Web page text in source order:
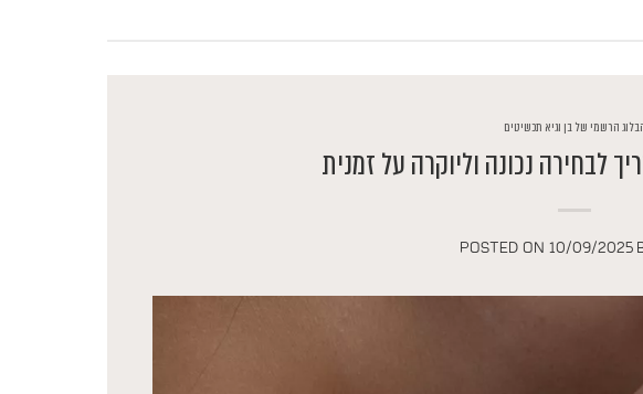
הרשמי של בן וגיא תכשיטים
לבחירה נכונה וליוקרה על זמנית
POSTED ON10/09/2025